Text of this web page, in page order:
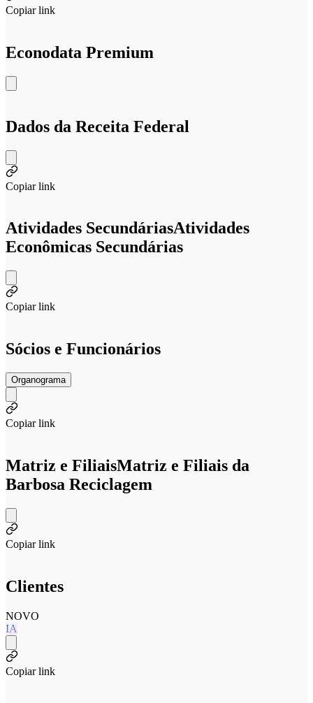
Copiar link
Econodata Premium
Dados da Receita Federal
Copiar link
Atividades SecundáriasAtividades
Econômicas Secundárias
Copiar link
Sócios e Funcionários
Organograma
Copiar link
Matriz e FiliaisMatriz e Filiais da
Barbosa Reciclagem
Copiar link
Clientes
NOVO
IA
Copiar link